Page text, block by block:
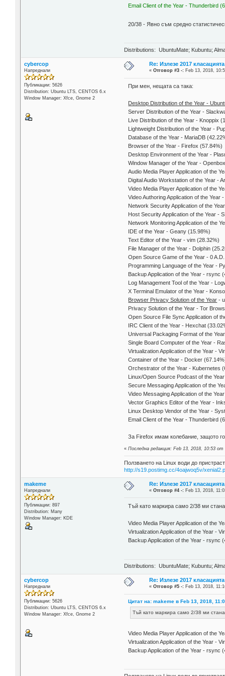
Email Client of the Year - Thunderbird
20/38 - Явно съм средно
Distributions: UbuntuMate; Kubuntu;
cybercop
Напреднали
Публикации: 5626
Distribution: Ubuntu LTS, CENTOS 6.x
Window Manager: Xfce, Gnome 2
Re: Излезе 2017
«Отговор #3 -: Feb 13, 2018,
При мен, нещата са така:
Desktop Distribution of the Year -
Server Distribution of the Year -
Live Distribution of the Year - Knoppix
Lightweight Distribution of the Year -
Database of the Year - MariaDB
Browser of the Year - Firefox (57.84%)
Desktop Environment of the Year -
Window Manager of the Year -
Audio Media Player Application of the
Digital Audio Workstation of the Year -
Video Media Player Application of the
Video Authoring Application of the Year
Network Security Application of the
Host Security Application of the Year -
Network Monitoring Application of the
IDE of the Year - Geany (15.98%)
Text Editor of the Year - vim (28.32%)
File Manager of the Year - Dolphin
Open Source Game of the Year - 0
Programming Language of the Year -
Backup Application of the Year - rsync
Log Management Tool of the Year -
X Terminal Emulator of the Year -
Browser Privacy Solution of the Year -
Privacy Solution of the Year - Tor
Open Source File Sync Application of
IRC Client of the Year - Hexchat
Universal Packaging Format of the
Single Board Computer of the Year -
Virtualization Application of the Year -
Container of the Year - Docker
Orchestrator of the Year - Kubernetes
Linux/Open Source Podcast of the
Secure Messaging Application of the
Video Messaging Application of the
Vector Graphics Editor of the Year -
Linux Desktop Vendor of the Year -
Email Client of the Year - Thunderbird
За Firefox имам колебание, защото
«Последна редакция: Feb 13, 2018, 10:53 от
Ползването на Linux води до
http://s19.postimg.cc/4oajwoq5v/
makeme
Напреднали
Публикации: 897
Distribution: Many
Window Manager: KDE
Re: Излезе 2017
«Отговор #4 -: Feb 13, 2018,
Тъй като маркира само 2/38 ми
Video Media Player Application of the
Virtualization Application of the Year -
Backup Application of the Year - rsync
Distributions: UbuntuMate; Kubuntu;
cybercop
Напреднали
Публикации: 5626
Distribution: Ubuntu LTS, CENTOS 6.x
Window Manager: Xfce, Gnome 2
Re: Излезе 2017
«Отговор #5 -: Feb 13, 2018,
Цитат на: makeme в Feb 13, 2018,
Тъй като маркира само 2/38 ми
Video Media Player Application of the
Virtualization Application of the Year -
Backup Application of the Year - rsync